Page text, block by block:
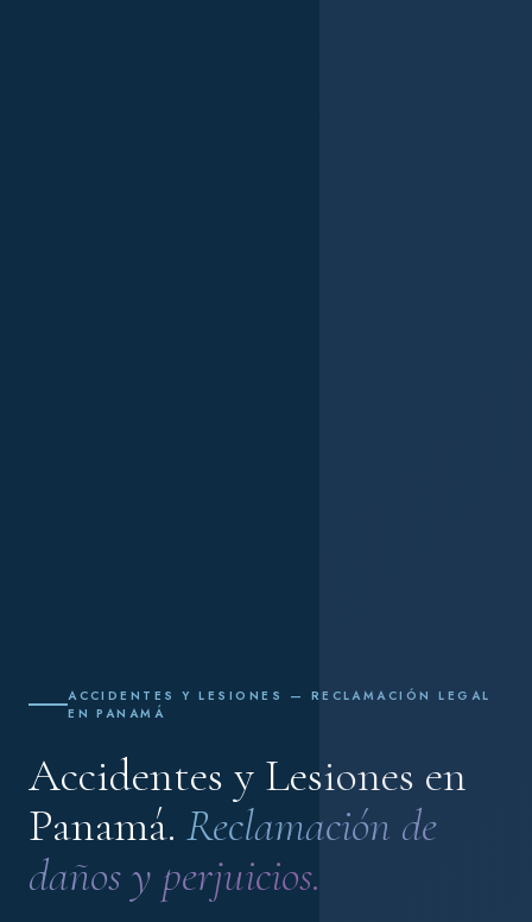
ACCIDENTES Y LESIONES — RECLAMACIÓN LEGAL
EN PANAMÁ
Accidentes y Lesiones en
Panamá. Reclamación de
daños y perjuicios.